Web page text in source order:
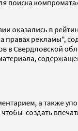
поиска
оказались в
правах рекламы",
в Свердловской
а также
создать